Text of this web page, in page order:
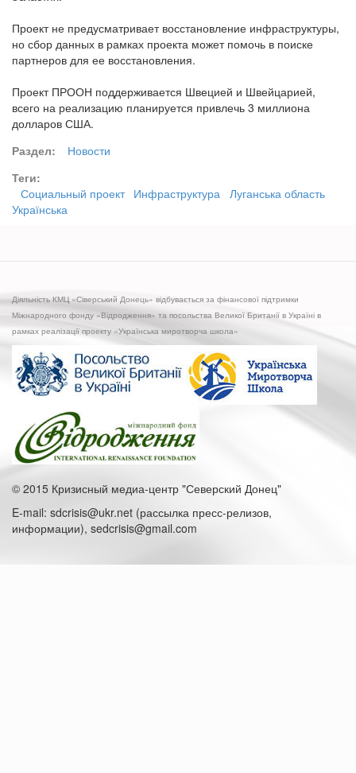
Проект не предусматривает восстановление инфраструктуры,
но сбор данных в рамках проекта может помочь в поиске
партнеров для ее восстановления.
Проект ПРООН поддерживается Швецией и Швейцарией,
всего на реализацию планируется привлечь 3 миллиона
долларов США.
Раздел:
Новости
Теги:
Социальный проект Инфраструктура Луганська область
Українська
Діяльність КМЦ «Сіверський Донець» відбувається за фінансової підтримки
Міжнародного фонду «Відродження» та посольства Великої Британії в Україні в
рамках реалізації проекту «Українська миротворча школа»
© 2015 Кризисный медиа-центр "Северский Донец"
E-mail: sdcrisis@ukr.net (рассылка пресс-релизов,
информации), sedcrisis@gmail.com